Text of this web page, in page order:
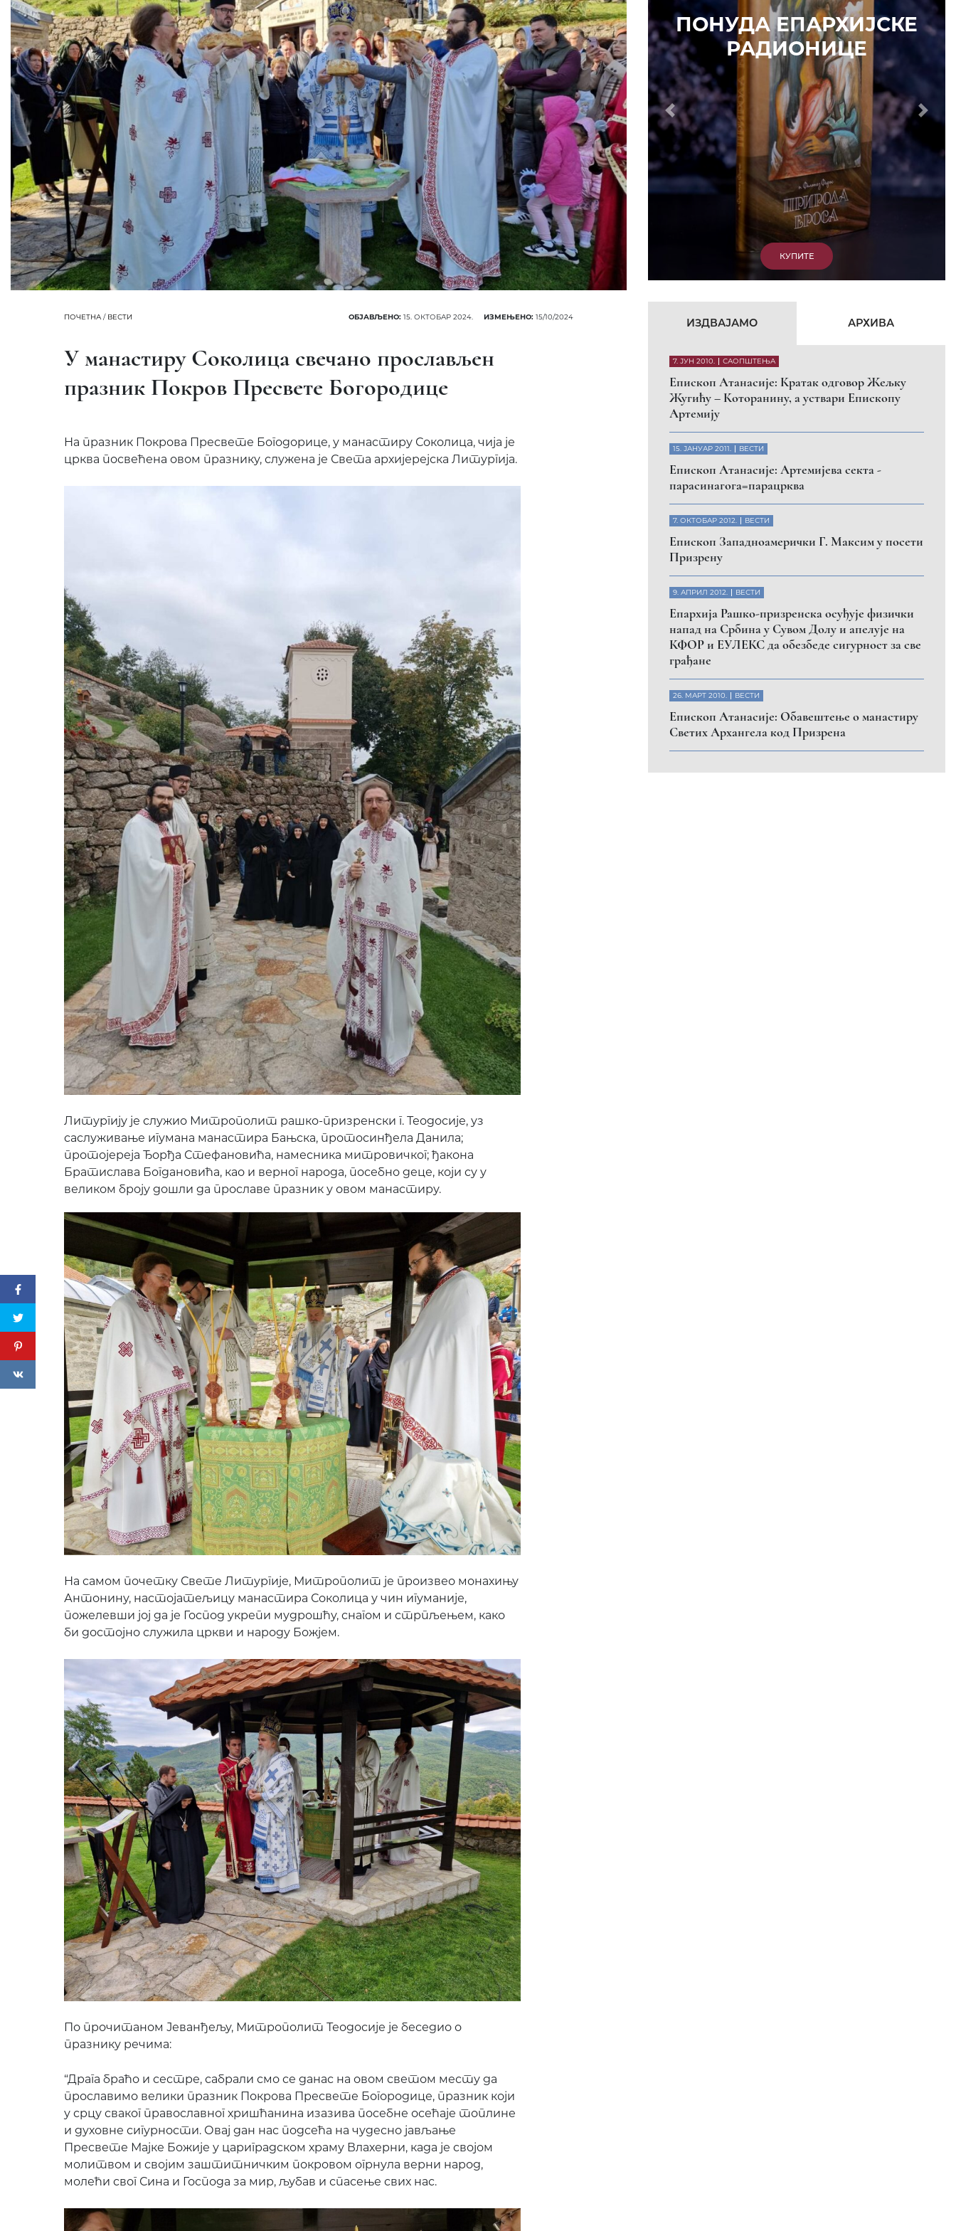
ПОЧЕТНА/ ВЕСТИ ОБЈАВЉЕНО: 15. ОКТОБАР 2024. ИЗМЕЊЕНО: 15/10/2024
У манастиру Соколица свечано прослављен
празник Покров Пресвете Богородице
На празник Покрова Пресвете Богодорице, у манастиру Соколица, чија је
црква посвећена овом празнику, служена је Света архијерејска Литургија.
Литургију је служио Митрополит рашко-призренски г. Теодосије, уз
саслуживање игумана манастира Бањска, протосинђела Данила;
протојереја Ђорђа Стефановића, намесника митровичког; ђакона
Братислава Богдановића, као и верног народа, посебно деце, који су у
великом броју дошли да прославе празник у овом манастиру.
На самом почетку Свете Литургије, Митрополит је произвео монахињу
Антонину, настојатељицу манастира Соколица у чин игуманије,
пожелевши јој да је Господ укрепи мудрошћу, снагом и стрпљењем, како
би достојно служила цркви и народу Божјем.
По прочитаном Јеванђељу, Митрополит Теодосије је беседио о
празнику речима:
“Драга браћо и сестре, сабрали смо се данас на овом светом месту да
прославимо велики празник Покрова Пресвете Богородице, празник који
у срцу сваког православног хришћанина изазива посебне осећаје топлине
и духовне сигурности. Овај дан нас подсећа на чудесно јављање
Пресвете Мајке Божије у цариградском храму Влахерни, када је својом
молитвом и својим заштитничким покровом огрнула верни народ,
молећи свог Сина и Господа за мир, љубав и спасење свих нас.
КУПИТЕ
7. ЈУН 2010. САОПШТЕЊА
Eпископ Атанасије: Кратак одговор Жељку
Жугићу – Которанину, а уствари Епископу
Артемију
15. ЈАНУАР 2011. ВЕСТИ
Eпископ Атанасије: Артемијева секта -
парасинагога=парацрква
ВЕСТИ
Eпископ Западноамерички Г. Максим у посети
напад на Србина у Сувом Долу и апелује на
КФОР и ЕУЛЕКС да обезбеде сигурност за све
Eпископ Атанасије: Обавештење о манастиру
Светих Архангела код Призрена